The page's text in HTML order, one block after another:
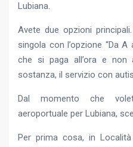
Lubiana.
Avete due opzioni
singola con l’opzione “Da A
che si paga all’ora e non
sostanza, il servizio con
Dal momento che
aeroportuale per Lubiana,
Per prima cosa, in